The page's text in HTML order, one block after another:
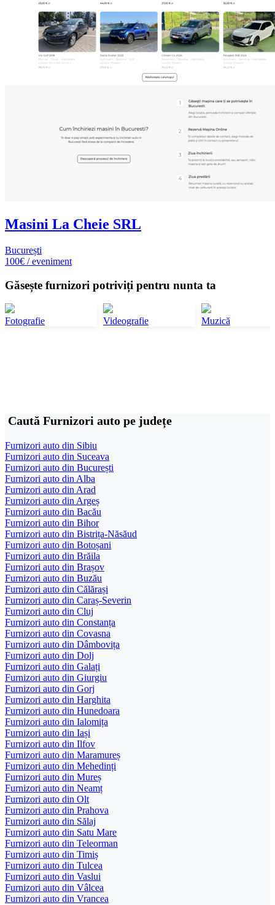
Masini La Cheie SRL
București
100€ / eveniment
Găsește furnizori potriviți pentru nunta ta
Fotografie Videografie Muzică
Caută Furnizori auto pe județe
Furnizori auto din Sibiu
Furnizori auto din Suceava
Furnizori auto din București
Furnizori auto din Alba
Furnizori auto din Arad
Furnizori auto din Argeș
Furnizori auto din Bacău
Furnizori auto din Bihor
Furnizori auto din Bistrița-Năsăud
Furnizori auto din Botoșani
Furnizori auto din Brăila
Furnizori auto din Brașov
Furnizori auto din Buzău
Furnizori auto din Călărași
Furnizori auto din Caraș-Severin
Furnizori auto din Cluj
Furnizori auto din Constanța
Furnizori auto din Covasna
Furnizori auto din Dâmbovița
Furnizori auto din Dolj
Furnizori auto din Galați
Furnizori auto din Giurgiu
Furnizori auto din Gorj
Furnizori auto din Harghita
Furnizori auto din Hunedoara
Furnizori auto din Ialomița
Furnizori auto din Iași
Furnizori auto din Ilfov
Furnizori auto din Maramureș
Furnizori auto din Mehedinți
Furnizori auto din Mureș
Furnizori auto din Neamț
Furnizori auto din Olt
Furnizori auto din Prahova
Furnizori auto din Sălaj
Furnizori auto din Satu Mare
Furnizori auto din Teleorman
Furnizori auto din Timiș
Furnizori auto din Tulcea
Furnizori auto din Vaslui
Furnizori auto din Vâlcea
Furnizori auto din Vrancea